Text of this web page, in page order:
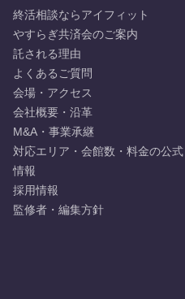
終活相談ならアイフィット
やすらぎ共済会のご案内
託される理由
よくあるご質問
会場・アクセス
会社概要・沿革
M&A・事業承継
対応エリア・会館数・料金の公式
情報
採用情報
監修者・編集方針